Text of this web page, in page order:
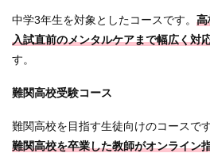
中学3年生を対象としたコースです。 高
入試直前のメンタルケアまで幅広く対
す。
難関高校受験コース
難関高校を目指す生徒向けのコースで
難関高校を卒業した教師がオンライン